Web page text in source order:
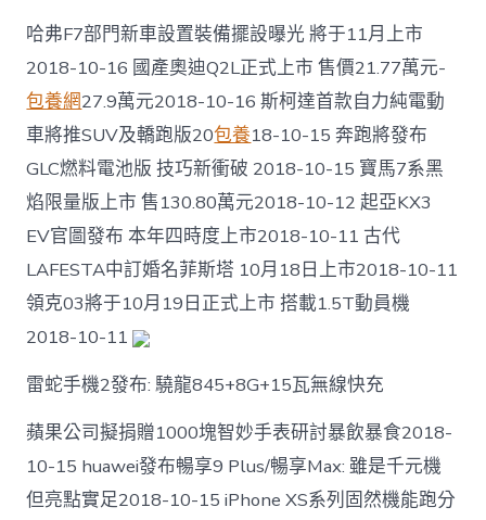
發
S
包
養
經
歷
現〉
中
哈弗F7部門新車設置裝備擺設曝光 將于11月上市
2018-10-16 國產奧迪Q2L正式上市 售價21.77萬元-
包養網27.9萬元2018-10-16 斯柯達首款自力純電動
車將推SUV及轎跑版20包養18-10-15 奔跑將發布
GLC燃料電池版 技巧新衝破 2018-10-15 寶馬7系黑
焰限量版上市 售130.80萬元2018-10-12 起亞KX3
EV官圖發布 本年四時度上市2018-10-11 古代
LAFESTA中訂婚名菲斯塔 10月18日上市2018-10-11
領克03將于10月19日正式上市 搭載1.5T動員機
2018-10-11
雷蛇手機2發布: 驍龍845+8G+15瓦無線快充
蘋果公司擬捐贈1000塊智妙手表研討暴飲暴食2018-
10-15 huawei發布暢享9 Plus/暢享Max: 雖是千元機
但亮點實足2018-10-15 iPhone XS系列固然機能跑分